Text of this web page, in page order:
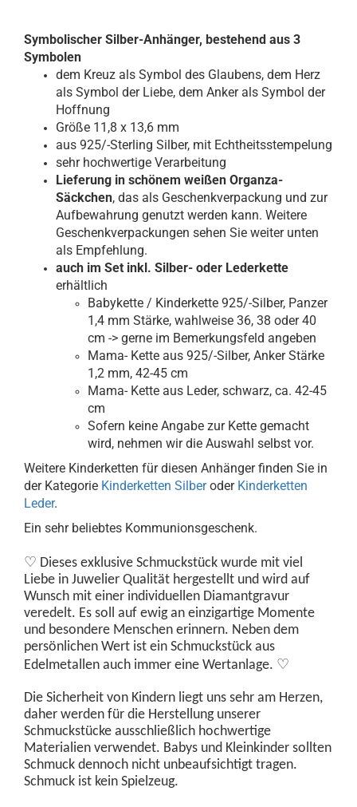
Symbolischer Silber-Anhänger, bestehend aus 3
Symbolen
dem Kreuz als Symbol des Glaubens, dem Herz
als Symbol der Liebe, dem Anker als Symbol der
Hoffnung
Größe 11,8 x 13,6 mm
aus 925/-Sterling Silber, mit Echtheitsstempelung
sehr hochwertige Verarbeitung
Lieferung in schönem weißen Organza-
Säckchen, das als Geschenkverpackung und zur
Aufbewahrung genutzt werden kann. Weitere
Geschenkverpackungen sehen Sie weiter unten
als Empfehlung.
auch im Set inkl. Silber- oder Lederkette
erhältlich
Babykette / Kinderkette 925/-Silber, Panzer
1,4 mm Stärke, wahlweise 36, 38 oder 40
cm -> gerne im Bemerkungsfeld angeben
Mama- Kette aus 925/-Silber, Anker Stärke
1,2 mm, 42-45 cm
Mama- Kette aus Leder, schwarz, ca. 42-45
cm
Sofern keine Angabe zur Kette gemacht
wird, nehmen wir die Auswahl selbst vor.
Weitere Kinderketten für diesen Anhänger finden Sie in
der Kategorie Kinderketten Silberoder Kinderketten
Leder.
Ein sehr beliebtes Kommunionsgeschenk.
♡ Dieses exklusive Schmuckstück wurde mit viel
Liebe in Juwelier Qualität hergestellt und wird auf
Wunsch mit einer individuellen Diamantgravur
veredelt. Es soll auf ewig an einzigartige Momente
und besondere Menschen erinnern. Neben dem
persönlichen Wert ist ein Schmuckstück aus
Edelmetallen auch immer eine Wertanlage. ♡
Die Sicherheit von Kindern liegt uns sehr am Herzen,
daher werden für die Herstellung unserer
Schmuckstücke ausschließlich hochwertige
Materialien verwendet. Babys und Kleinkinder sollten
Schmuck dennoch nicht unbeaufsichtigt tragen.
Schmuck ist kein Spielzeug.